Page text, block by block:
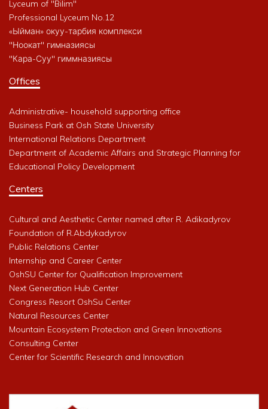
Lyceum of "Bilim"
Professional Lyceum No.12
«Ыйман» окуу-тарбия комплекси
"Ноокат" гимназиясы
"Кара-Суу" гиммназиясы
Offices
Administrative- household supporting office
Business Park at Osh State University
International Relations Department
Department of Academic Affairs and Strategic Planning for
Educational Policy Development
Centers
Cultural and Aesthetic Center named after R. Adikadyrov
Foundation of R.Abdykadyrov
Public Relations Center
Internship and Career Center
OshSU Center for Qualification Improvement
Next Generation Hub Center
Congress Resort OshSu Center
Natural Resources Center
Mountain Ecosystem Protection and Green Innovations
Consulting Center
Center for Scientific Research and Innovation